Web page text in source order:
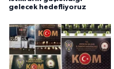
gelecek hedefliyoruz